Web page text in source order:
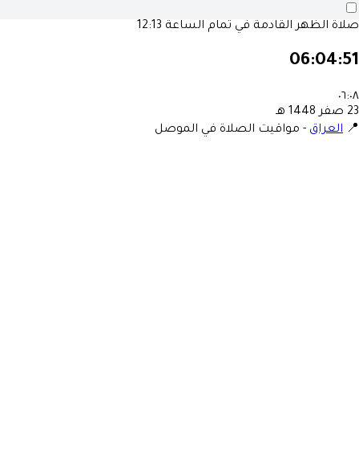
الظهر القادمة في تمام الساعة 12:13
1448 هـ
العراق- مواقيت الصلاة في الموصل